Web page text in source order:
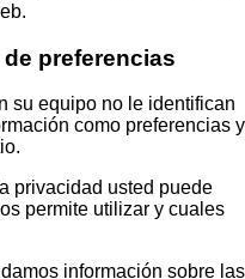
preferencias
su equipo no le identifican
como preferencias y
privacidad usted puede
permite utilizar y cuales
información sobre las